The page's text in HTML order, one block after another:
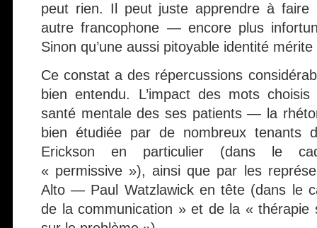
peut rien. Il peut juste apprendre à
autre francophone — encore plus
Sinon qu’une aussi pitoyable identité
Ce constat a des répercussions
bien entendu. L’impact des mots
santé mentale des ses patients — la
bien étudiée par de nombreux tenants
Erickson en particulier (dans le
« permissive »), ainsi que par les
Alto — Paul Watzlawick en tête (dans le
de la communication » et de la « thérapie